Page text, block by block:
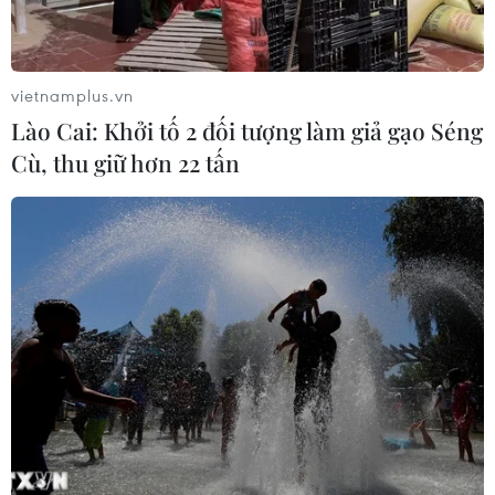
khung dự luật về an ninh Eo biển
Hormuz
Mỹ tạm dừng không kích
Iran: Khoảng lặng mong manh giữa
sức ép và ngoại giao
09/08/2026 22:09
Houthi tấn công dồn dập từ
nhiều hướng khiến 4 binh sĩ chính
phủ Yemen thiệt mạng
09/08/2026 16:11
Xung đột tại Trung Đông: Iran nêu
vietnamplus.vn
Lào Cai: Khởi tố 2 đối tượng làm giả gạo Séng
Cù, thu giữ hơn 22 tấn